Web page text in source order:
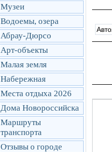
Музеи
Водоемы, озера
Абрау-Дюрсо
Арт-объекты
Малая земля
Набережная
Места отдыха 2026
Дома Новороссийска
Маршруты
транcпорта
Отзывы о городе